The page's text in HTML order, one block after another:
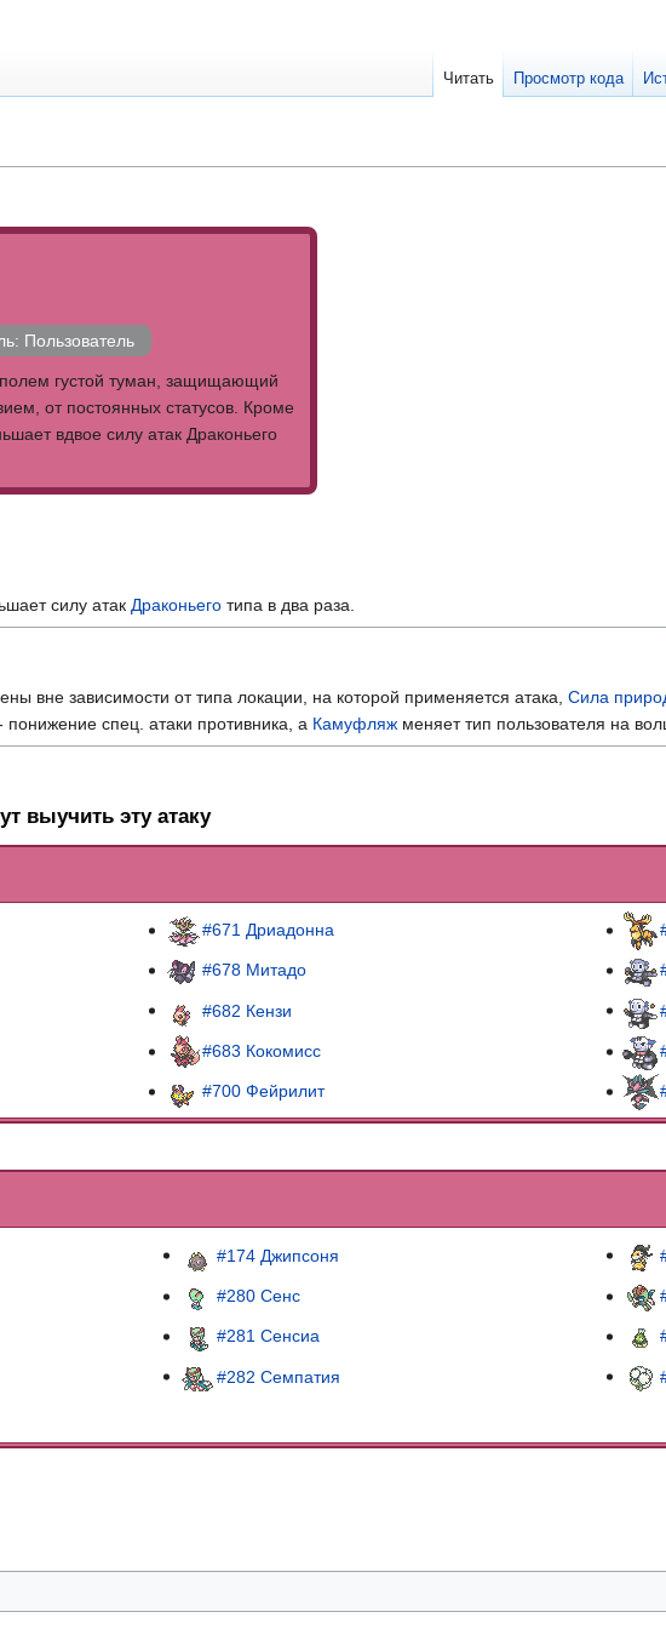
Пользователь
густой туман, защищающий
от постоянных статусов. Кроме
вдвое силу атак Драконьего
силу атак Драконьего типа в два раза.
вне зависимости от типа локации, на которой применяется атака, Сила
понижение спец. атаки противника, а Камуфляж меняет тип пользователя на
выучить эту атаку
#671 Дриадонна
#678 Митадо
#682 Кензи
#683 Кокомисс
#700 Фейрилит
#174 Джипсоня
#280 Сенс
#281 Сенсиа
#282 Семпатия
Читать Просмотр кода